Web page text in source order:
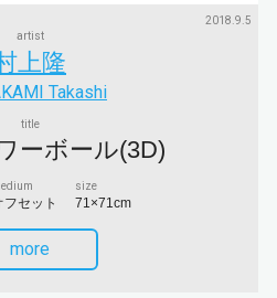
2018.9.5
artist
上隆
Takashi
title
ーボール(3D)
フセット
size
71×71cm
more